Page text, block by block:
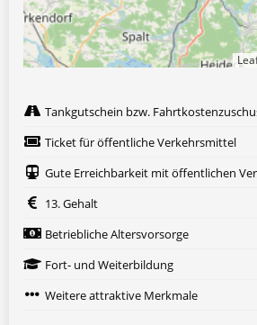
Tankgutschein bzw.
Ticket für öffentliche Verkehrsmittel
Gute Erreichbarkeit mit öffentlichen
13. Gehalt
Betriebliche Altersvorsorge
Fort- und Weiterbildung
Weitere attraktive Merkmale